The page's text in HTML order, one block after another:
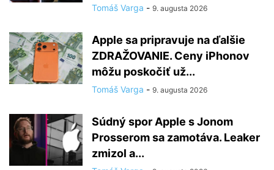
Tomáš Varga - 9. augusta 2026
Apple sa pripravuje na ďalšie
ZDRAŽOVANIE. Ceny iPhonov
môžu poskočiť už...
Tomáš Varga - 9. augusta 2026
Súdný spor Apple s Jonom
Prosserom sa zamotáva. Leaker
zmizol a...